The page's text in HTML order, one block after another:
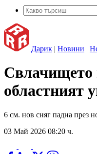
Дарик | Новини |
Свлачището
областният
6 см. нов сняг падна през
03 Май 2026 08:20 ч.